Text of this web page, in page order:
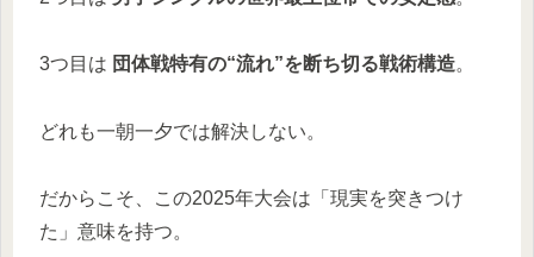
3つ目は 団体戦特有の“流れ”を断ち切る戦術構造。
どれも一朝一夕では解決しない。
だからこそ、この2025年大会は「現実を突きつけ
た」意味を持つ。